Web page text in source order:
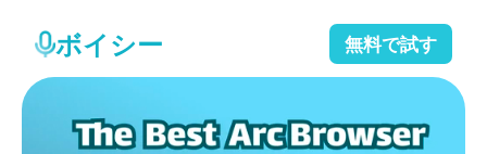
ボイシー 無料で試す